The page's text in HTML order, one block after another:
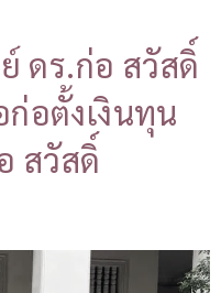
ดร.ก่อ สวัสดิ์
อตั้งเงินทุน
สวัสดิ์